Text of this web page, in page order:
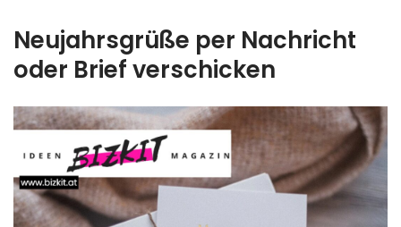
Neujahrsgrüße per Nachricht
oder Brief verschicken